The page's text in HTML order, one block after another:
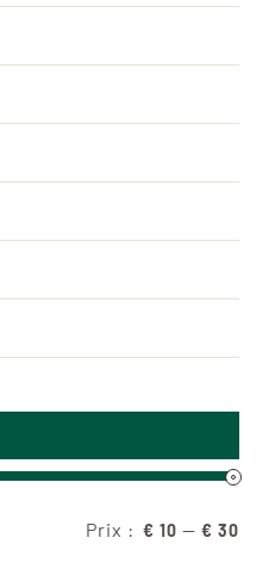
Prix : € 10 — € 30